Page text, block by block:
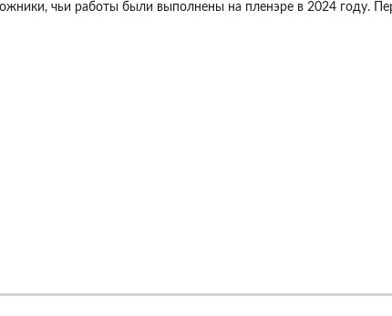
чьи работы были выполнены на пленэре в 2024 году.